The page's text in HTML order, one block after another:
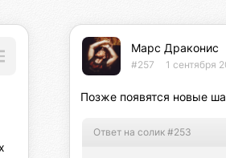
Марс Драконис
#257 1 сентября
Позже появятся новые
Ответ на солик #253